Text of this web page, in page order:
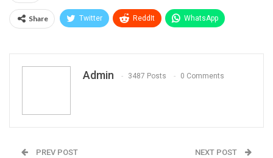
Share Twitter ReddIt WhatsApp
Admin 3487 Posts 0 Comments
PREV POST NEXT POST